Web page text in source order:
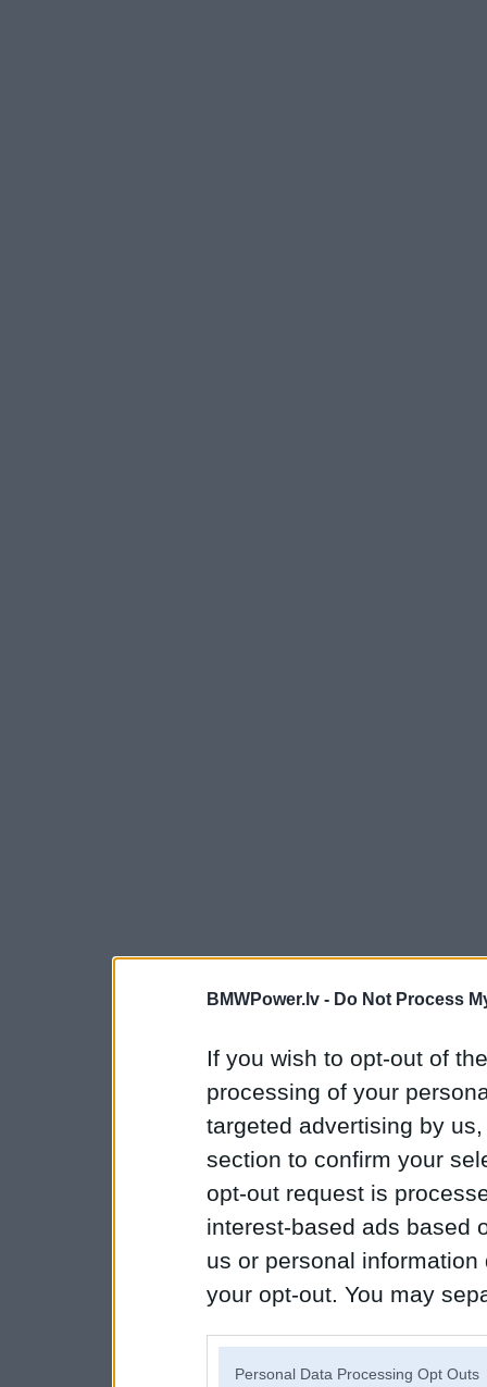
BMWPower.lv - Do Not Process
If you wish to opt-out of
processing of your
targeted advertising by
section to confirm your
opt-out request is
interest-based ads based
us or personal
your opt-out. You may
Personal Data Processing Opt Outs